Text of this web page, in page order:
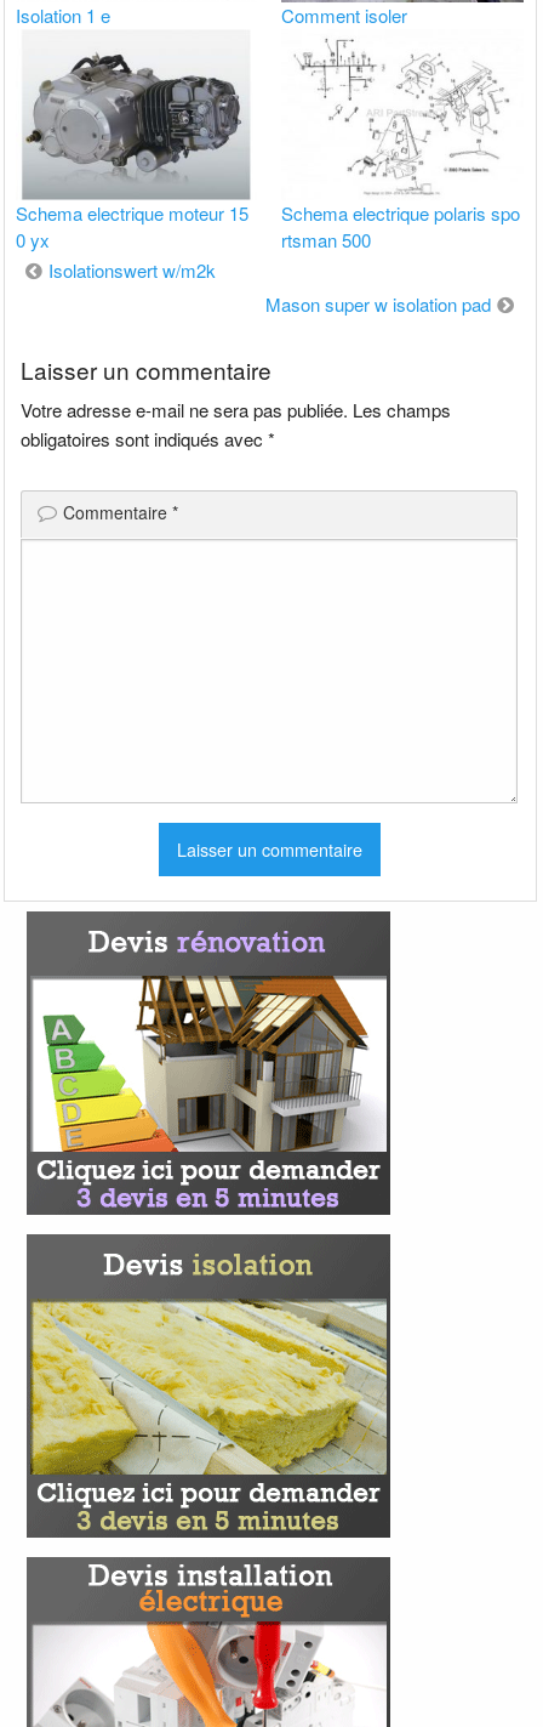
Isolation 1 e Comment isoler
Schema electrique moteur 15
0 yx
Schema electrique polaris spo
rtsman 500
Navigation
Isolationswert w/m2k
Mason super w isolation pad
Laisser un commentaire
Votre adresse e-mail ne sera pas publiée. Les champs
obligatoires sont indiqués avec*
Commentaire*